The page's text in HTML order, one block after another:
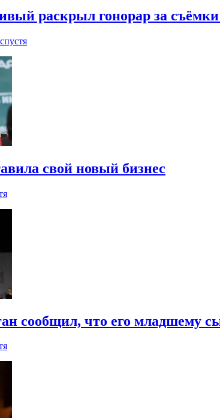
раскрыл гонорар за
свой новый бизнес
сообщил, что его младшему